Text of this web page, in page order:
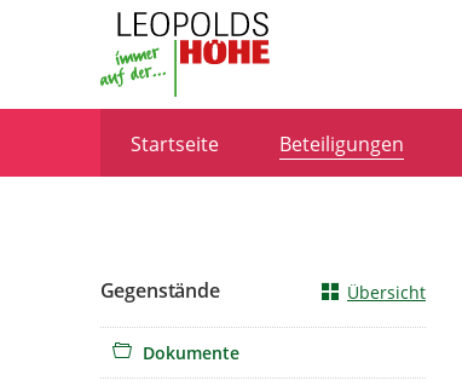
Startseite Beteiligungen
Gegenstände Übersicht
Dokumente